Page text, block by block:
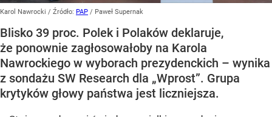
Karol Nawrocki / Źródło: PAP / Paweł Supernak
Blisko 39 proc. Polek i Polaków deklaruje,
że ponownie zagłosowałoby na Karola
Nawrockiego w wyborach prezydenckich – wynika
z sondażu SW Research dla „Wprost”. Grupa
krytyków głowy państwa jest liczniejsza.